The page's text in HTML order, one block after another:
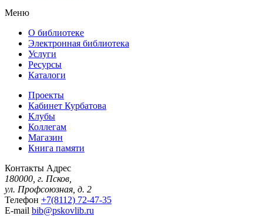
Меню
О библиотеке
Электронная библиотека
Услуги
Ресурсы
Каталоги
Проекты
Кабинет Курбатова
Клубы
Коллегам
Магазин
Книга памяти
Контакты Адрес
180000, г. Псков,
ул. Профсоюзная, д. 2
Телефон +7(8112) 72-47-35
E-mail bib@pskovlib.ru